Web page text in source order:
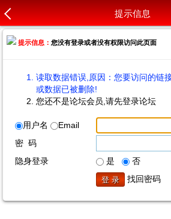
提示信息
提示信息：您没有登录或者没有权限访问此页面
读取数据错误,原因：您要访问的链
或数据已被删除!
您还不是论坛会员,请先登录论坛
用户名
Email
密 码
隐身登录
是
否
找回密码